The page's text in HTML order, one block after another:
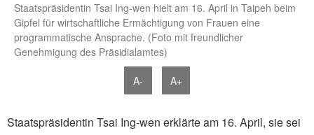
Staatspräsidentin Tsai Ing-wen hielt am 16. April in Taipeh beim
Gipfel für wirtschaftliche Ermächtigung von Frauen eine
programmatische Ansprache. (Foto mit freundlicher
Genehmigung des Präsidialamtes)
A- A+
Staatspräsidentin Tsai Ing-wen erklärte am 16. April, sie sei